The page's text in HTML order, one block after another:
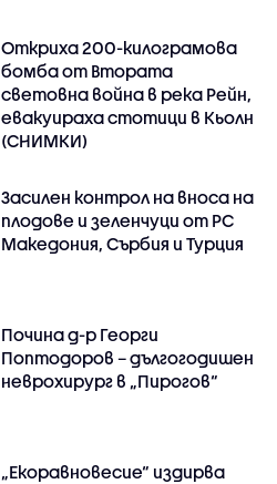
Откриха 200-килограмова
бомба от Втората
световна война в река Рейн,
евакуираха стотици в Кьолн
(СНИМКИ)
Засилен контрол на вноса на
плодове и зеленчуци от РС
Македония, Сърбия и Турция
Почина д-р Георги
Поптодоров – дългогодишен
неврохирург в „Пирогов“
„Екоравновесие“ издирва